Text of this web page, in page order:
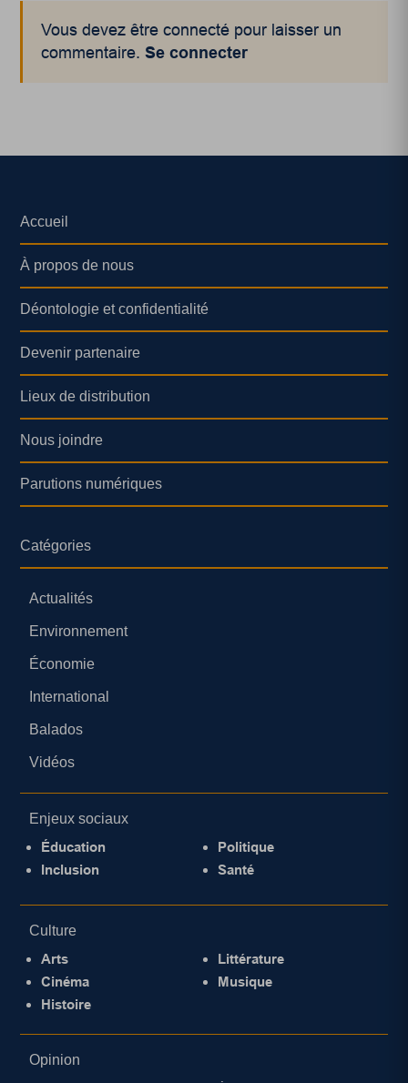
Vous devez être connecté pour laisser un
commentaire.Se connecter
Accueil
À propos de nous
Déontologie et confidentialité
Devenir partenaire
Lieux de distribution
Nous joindre
Parutions numériques
Catégories
Actualités
Environnement
Économie
International
Balados
Vidéos
Enjeux sociaux
Éducation
Inclusion
Politique
Santé
Culture
Arts
Cinéma
Histoire
Littérature
Musique
Opinion